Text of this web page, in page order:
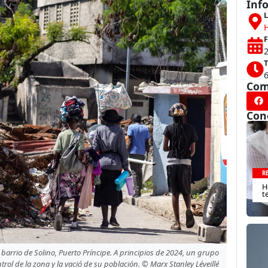
de Solino, Puerto Príncipe. A principios de 2024, un grupo
de la zona y la vació de su población. © Marx Stanley Léveillé